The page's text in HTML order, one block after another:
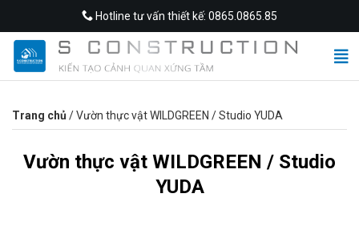
to
content
Hotline tư vấn thiết kế: 0865.0865.85
Trang chủ /Vườn thực vật WILDGREEN / Studio YUDA
Vườn thực vật WILDGREEN / Studio
YUDA